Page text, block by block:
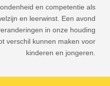
en competentie als
en leerwinst. Een avond
in onze houding
verschil kunnen maken voor
kinderen en jongeren.